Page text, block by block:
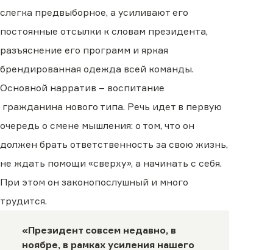
слегка предвыборное, а усиливают его
постоянные отсылки к словам президента,
разъяснение его программ и яркая
брендированная одежда всей команды.
Основной нарратив – воспитание
гражданина нового типа. Речь идет в первую
очередь о смене мышления: о том, что он
должен брать ответственность за свою жизнь,
не ждать помощи «сверху», а начинать с себя.
При этом он законопослушный и много
трудится.
«Президент совсем недавно, в
ноябре, в рамках усиления нашего